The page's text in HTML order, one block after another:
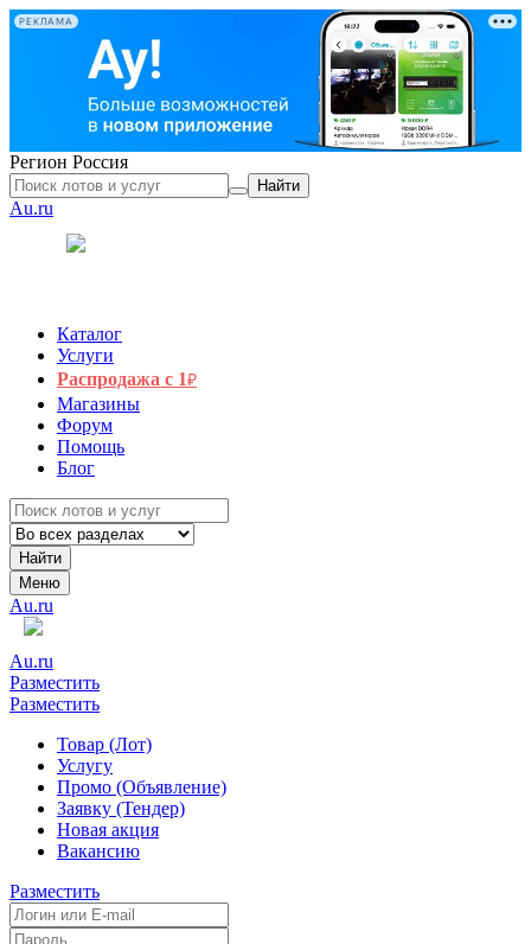
РЕКЛАМА
Регион Россия
Найти
Au.ru
Каталог
Услуги
Распродажа с 1₽
Магазины
Форум
Помощь
Блог
Найти
Меню
Au.ru
Au.ru
Разместить
Разместить
Товар (Лот)
Услугу
Промо (Объявление)
Заявку (Тендер)
Новая акция
Вакансию
Разместить